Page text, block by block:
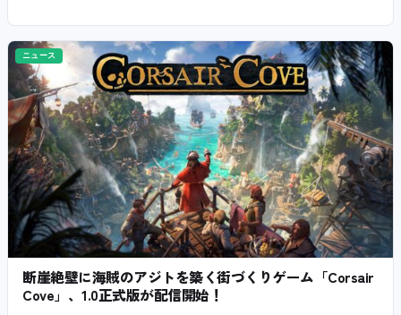
ニュース
断崖絶壁に海賊のアジトを築く街づくりゲーム「Corsair
Cove」、1.0正式版が配信開始！